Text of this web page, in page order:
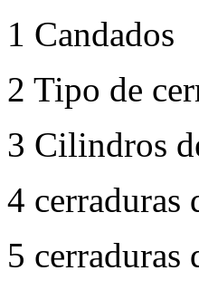
1 Candados
2 Tipo de
3 Cilindros
4 cerraduras
5 cerraduras